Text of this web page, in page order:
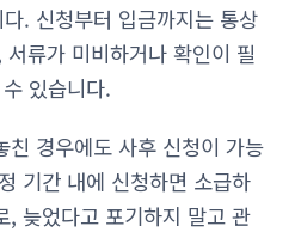
. 신청부터 입금까지는 통상
류가 미비하거나 확인이 필
있습니다.
친 경우에도 사후 신청이 가능
기간 내에 신청하면 소급하
, 늦었다고 포기하지 말고 관